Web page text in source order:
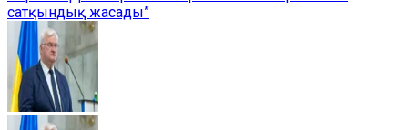
сатқындық жасады”